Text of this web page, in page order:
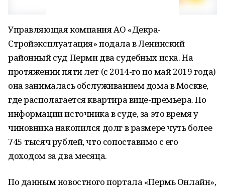
Управляющая компания АО «Декра-
Стройэксплуатация» подала в Ленинский
районный суд Перми два судебных иска. На
протяжении пяти лет (с 2014-го по май 2019 года)
она занималась обслуживанием дома в Москве,
где располагается квартира вице-премьера. По
информации источника в суде, за это время у
чиновника накопился долг в размере чуть более
745 тысяч рублей, что сопоставимо с его
доходом за два месяца.
По данным новостного портала «Пермь Онлайн»,